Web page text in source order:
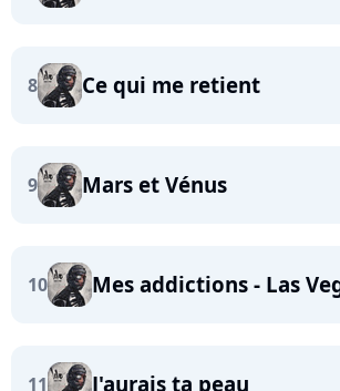
8 Ce qui me retient
9 Mars et Vénus
10 Mes addictions - Las
11 J'aurais ta peau